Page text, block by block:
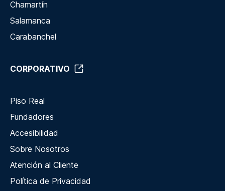
Chamartín
Salamanca
Carabanchel
CORPORATIVO
Piso Real
Fundadores
Accesibilidad
Sobre Nosotros
Atención al Cliente
Política de Privacidad